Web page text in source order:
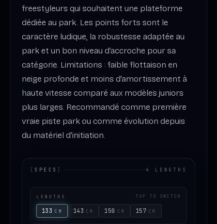
freestyleurs qui souhaitent une plateforme
dédiée au park. Les points forts sont le
caractère ludique, la robustesse adaptée au
park et un bon niveau d’accroche pour sa
catégorie. Limitations : faible flottaison en
neige profonde et moins d’amortissement à
haute vitesse comparé aux modèles juniors
plus larges. Recommandé comme première
vraie piste park ou comme évolution depuis
du matériel d’initiation.
[ SPECS ] 4 LENGTHS
LENGTHS TAP TO SWITCH
133 CM 143 CM 150 CM 157 CM